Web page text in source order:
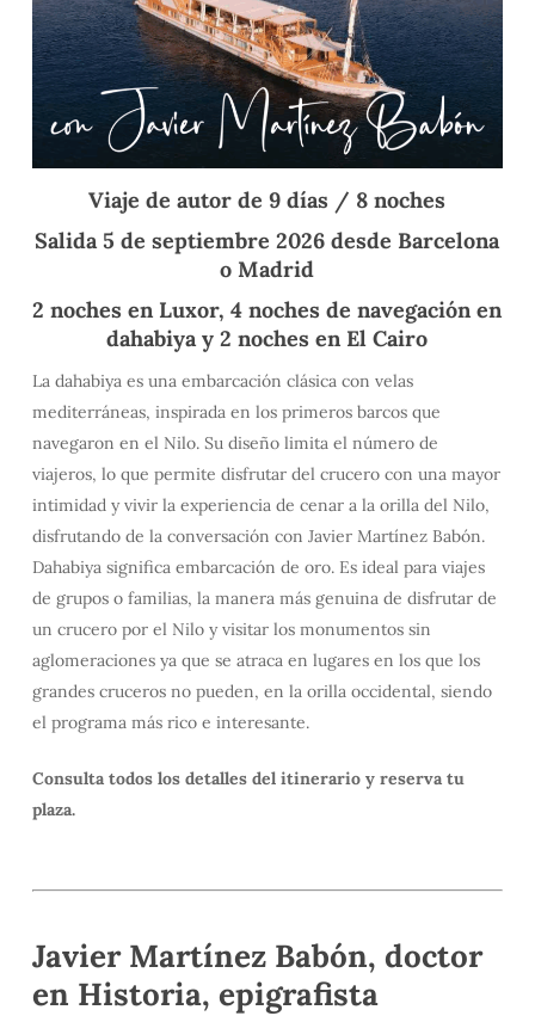
Viaje de autor de 9 días / 8 noches
Salida 5 de septiembre 2026 desde Barcelona
o Madrid
2 noches en Luxor, 4 noches de navegación en
dahabiya y 2 noches en El Cairo
La dahabiya es una embarcación clásica con velas
mediterráneas, inspirada en los primeros barcos que
navegaron en el Nilo. Su diseño limita el número de
viajeros, lo que permite disfrutar del crucero con una mayor
intimidad y vivir la experiencia de cenar a la orilla del Nilo,
disfrutando de la conversación con Javier Martínez Babón.
Dahabiya significa embarcación de oro. Es ideal para viajes
de grupos o familias, la manera más genuina de disfrutar de
un crucero por el Nilo y visitar los monumentos sin
aglomeraciones ya que se atraca en lugares en los que los
grandes cruceros no pueden, en la orilla occidental, siendo
el programa más rico e interesante.
Consulta todos los detalles del itinerario y reserva tu
plaza.
Javier Martínez Babón, doctor
en Historia, epigrafista